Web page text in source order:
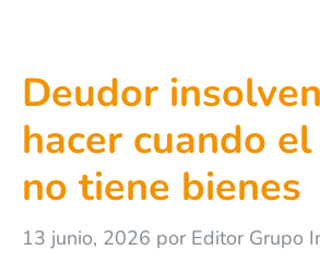
Deudor
hacer cuando
no tiene bienes
13 junio, 2026 por Editor Grupo